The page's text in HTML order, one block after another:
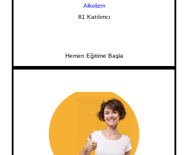
Alkolizm
81 Katılımcı
Hemen Eğitime Başla